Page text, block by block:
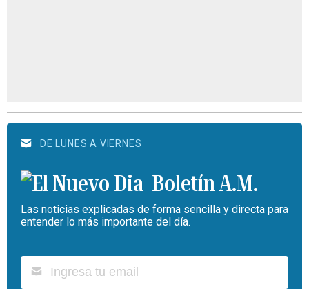
DE LUNES A VIERNES
Boletín A.M.
Las noticias explicadas de forma sencilla y directa para
entender lo más importante del día.